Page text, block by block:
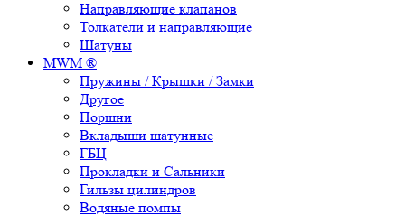
Направляющие клапанов
Толкатели и направляющие
Шатуны
MWM ®
Пружины / Крышки / Замки
Другое
Поршни
Вкладыши шатунные
ГБЦ
Прокладки и Сальники
Гильзы цилиндров
Водяные помпы